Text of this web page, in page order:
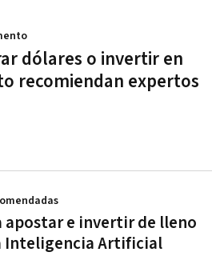
dólares o invertir en
recomiendan expertos
apostar e invertir de lleno
Inteligencia Artificial